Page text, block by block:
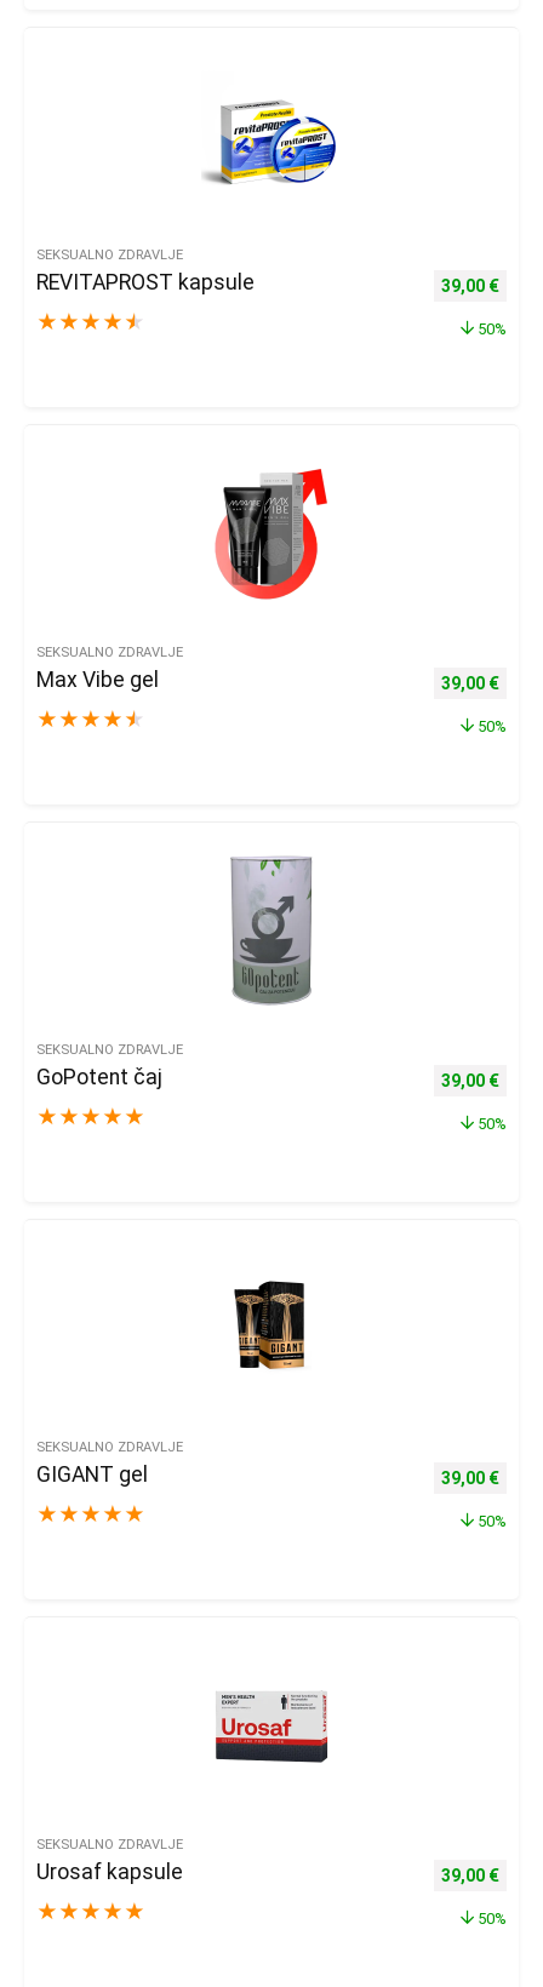
SEKSUALNO ZDRAVLJE
REVITAPROST kapsule
★ ★ ★ ★ ★
Izvorna
39,00 €
50%
SEKSUALNO ZDRAVLJE
Max Vibe gel
★ ★ ★ ★ ★
Izvorna
39,00 €
50%
SEKSUALNO ZDRAVLJE
GoPotent čaj
★ ★ ★ ★ ★
Izvorna
39,00 €
50%
SEKSUALNO ZDRAVLJE
GIGANT gel
★ ★ ★ ★ ★
Izvorna
39,00 €
50%
SEKSUALNO ZDRAVLJE
Urosaf kapsule
★ ★ ★ ★ ★
Izvorna
39,00 €
50%